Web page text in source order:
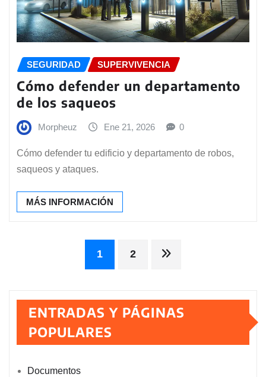
SEGURIDAD SUPERVIVENCIA
Cómo defender un departamento
de los saqueos
Morpheuz Ene 21, 2026 0
Cómo defender tu edificio y departamento de robos,
saqueos y ataques.
MÁS INFORMACIÓN
Paginación
de
entradas
1 2
ENTRADAS Y PÁGINAS
POPULARES
Documentos